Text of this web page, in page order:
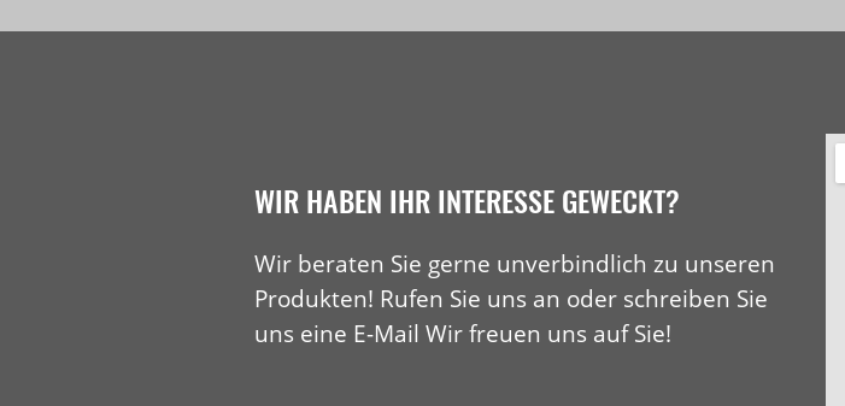
WIR HABEN IHR INTERESSE GEWECKT?
Wir beraten Sie gerne unverbindlich zu unseren
Produkten! Rufen Sie uns an oder schreiben Sie
uns eine E-Mail Wir freuen uns auf Sie!